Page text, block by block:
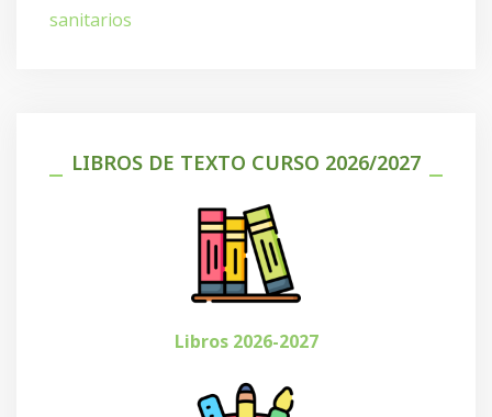
sanitarios
LIBROS DE TEXTO CURSO 2026/2027
Libros 2026-2027